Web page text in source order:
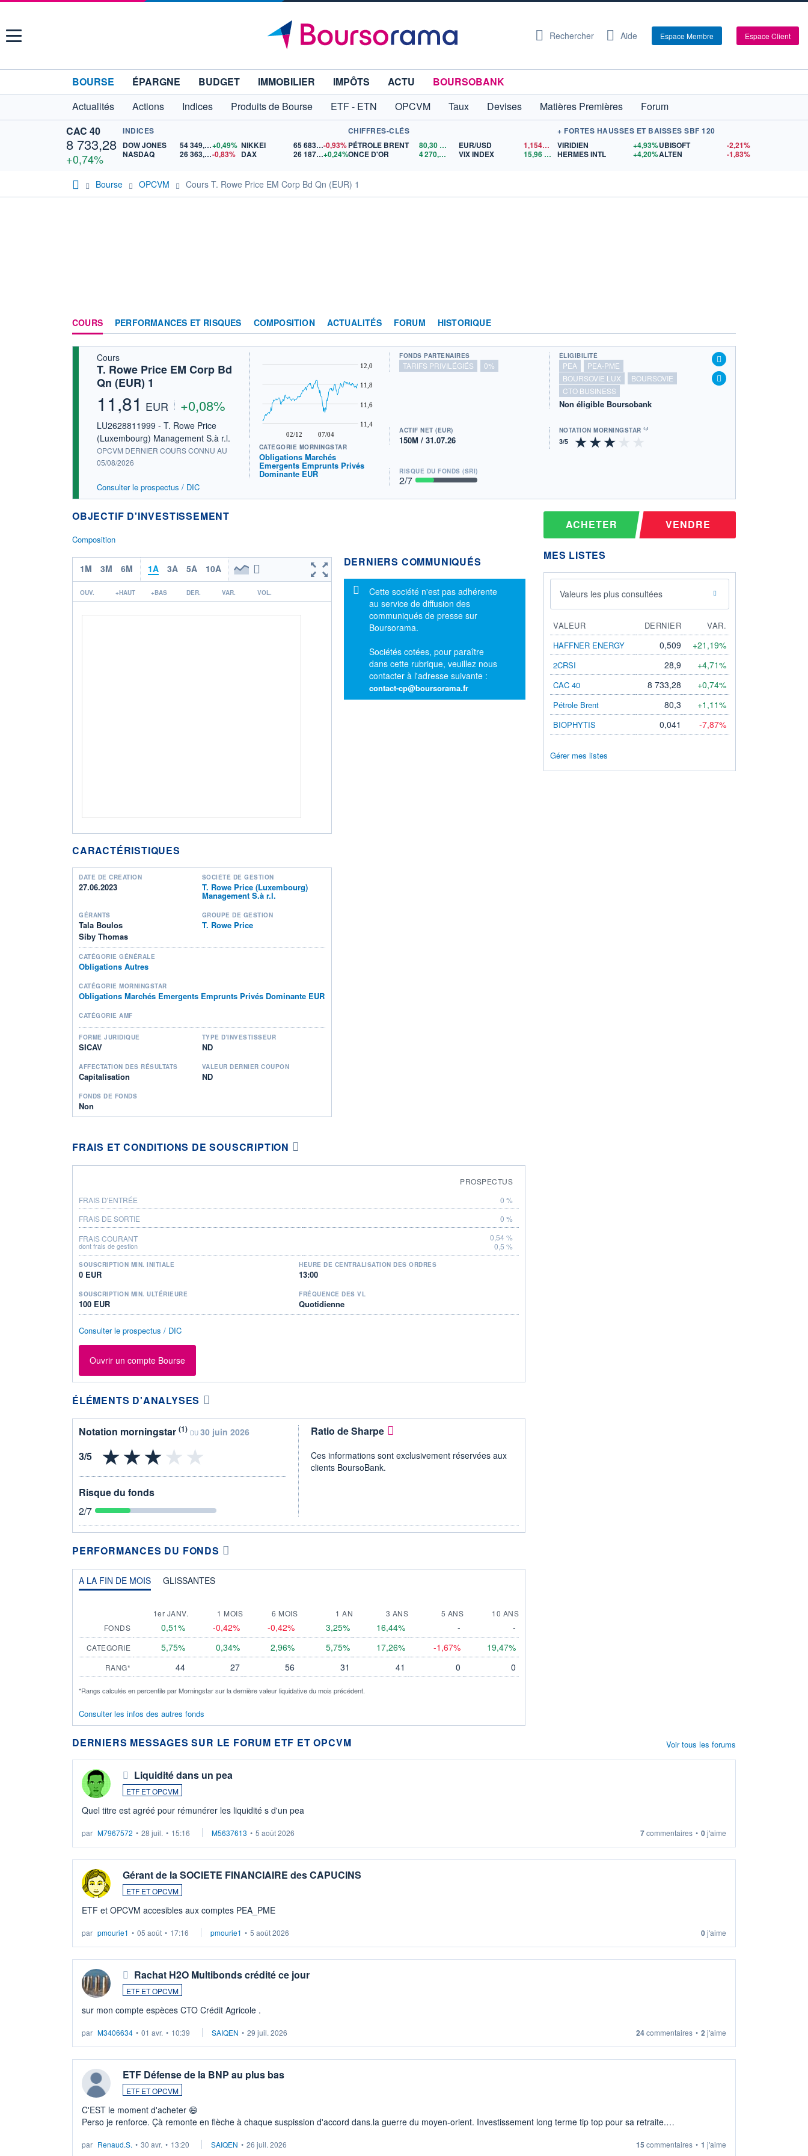
Menu Rechercher Aide Espace Membre Espace Client
BOURSE ÉPARGNE BUDGET IMMOBILIER IMPÔTS ACTU
BOURSOBANK
Actualités
Actions Indices Produits de Bourse ETF - ETN OPCVM Taux Devises Matières Premières
Forum
CAC 40
8 733,28
+0,74%
INDICES
DOW JONES
54 349,12+0,49%
NASDAQ
26 363,44-0,83%
NIKKEI 65 683,26-0,93%
DAX
26 187,87+0,24%
CHIFFRES-CLÉS
PÉTROLE BRENT
80,30$US
ONCE D'OR
4 270,95 $US
EUR/USD 1,1540$US
VIX INDEX
15,96$US
+ FORTES HAUSSES ET BAISSES SBF 120
VIRIDIEN
+4,93%
HERMES INTL
+4,20%
UBISOFT
-2,21%
ALTEN
-1,83%
Bourse OPCVM Cours T. Rowe Price EM Corp Bd Qn (EUR) 1
COURS PERFORMANCES ET RISQUES COMPOSITION ACTUALITÉS FORUM HISTORIQUE
Cours
T. Rowe Price EM Corp Bd
Qn (EUR) 1
11,81 EUR +0,08%
LU2628811999 - T. Rowe Price
(Luxembourg) Management S.à r.l.
OPCVM DERNIER COURS CONNU AU
05/08/2026
Consulter le prospectus / DIC
02/12 07/04
11,4
11,6
11,8
12,0
CATÉGORIE MORNINGSTAR
Obligations Marchés
Emergents Emprunts Privés
Dominante EUR
FONDS PARTENAIRES
TARIFS PRIVILÉGIÉS 0%
ÉLIGIBILITÉ
PEA
PEA-PME
BOURSOVIE LUX
BOURSOVIE
CTO BUSINESS
Non éligible Boursobank
ACTIF NET (EUR)
150M / 31.07.26
NOTATION MORNINGSTAR ⁽¹⁾
RISQUE DU FONDS (SRI)
2/7
OBJECTIF D'INVESTISSEMENT
Composition
1M 3M 6M 1A 3A 5A 10A
OUV. +HAUT +BAS DER. VAR. VOL.
CARACTÉRISTIQUES
DATE DE CRÉATION
27.06.2023
SOCIÉTÉ DE GESTION
T. Rowe Price (Luxembourg)
Management S.à r.l.
GÉRANTS
Tala Boulos
Siby Thomas
GROUPE DE GESTION
T. Rowe Price
CATÉGORIE GÉNÉRALE
Obligations Autres
CATÉGORIE MORNINGSTAR
Obligations Marchés Emergents Emprunts Privés Dominante EUR
CATÉGORIE AMF
FORME JURIDIQUE
SICAV
TYPE D'INVESTISSEUR
ND
AFFECTATION DES RÉSULTATS
Capitalisation
VALEUR DERNIER COUPON
ND
FONDS DE FONDS
Non
DERNIERS COMMUNIQUÉS
Message d'information
Cette société n'est pas adhérente
au service de diffusion des
communiqués de presse sur
Boursorama.
Sociétés cotées, pour paraître
dans cette rubrique, veuillez nous
contacter à l'adresse suivante :
contact-cp@boursorama.fr
FRAIS ET CONDITIONS DE SOUSCRIPTION
PROSPECTUS
FRAIS D'ENTRÉE
0 %
FRAIS DE SORTIE
0 %
FRAIS COURANT
dont frais de gestion
0,54 %
0,5 %
SOUSCRIPTION MIN. INITIALE
0 EUR
HEURE DE CENTRALISATION DES ORDRES
13:00
SOUSCRIPTION MIN. ULTÉRIEURE
100 EUR
FRÉQUENCE DES VL
Quotidienne
Consulter le prospectus / DIC
Ouvrir un compte Bourse
ÉLÉMENTS D'ANALYSES
Notation morningstar (1) DU 30 juin 2026
Risque du fonds
2/7
Ratio de Sharpe
Ces informations sont exclusivement réservées aux
clients BoursoBank.
PERFORMANCES DU FONDS
A LA FIN DE MOIS GLISSANTES
1er JANV. 1 MOIS 6 MOIS 1 AN 3 ANS 5 ANS
10 ANS
FONDS
0,51% -0,42% -0,42% 3,25% 16,44% - -
CATEGORIE 5,75% 0,34% 2,96% 5,75% 17,26% -1,67% 19,47%
RANG* 44 27 56 31 41 0 0
*Rangs calculés en percentile par Morningstar sur la dernière valeur liquidative du mois précédent.
Consulter les infos des autres fonds
ACHETER VENDRE
MES LISTES
Valeurs les plus consultées
VALEUR DERNIER
VAR.
HAFFNER ENERGY
0,509 +21,19%
2CRSI 28,9 +4,71%
CAC 40 8 733,28 +0,74%
Pétrole Brent 80,3 +1,11%
BIOPHYTIS 0,041 -7,87%
Gérer mes listes
DERNIERS MESSAGES SUR LE FORUM ETF ET OPCVM
Liquidité dans un pea
ETF ET OPCVM
Quel titre est agréé pour rémunérer les liquidité s d'un pea
par M7967572 • 28 juil. • 15:16 M5637613 • 5 août 2026 7commentaires • 0j'aime
Gérant de la SOCIETE FINANCIAIRE des CAPUCINS
ETF ET OPCVM
ETF et OPCVM accesibles aux comptes PEA_PME
par pmourie1 • 05 août • 17:16 pmourie1 • 5 août 2026 0j'aime
Rachat H2O Multibonds crédité ce jour
ETF ET OPCVM
sur mon compte espèces CTO Crédit Agricole .
par M3406634 • 01 avr. • 10:39 SAIQEN • 29 juil. 2026 24commentaires • 2 j'aime
ETF Défense de la BNP au plus bas
ETF ET OPCVM
C'EST le moment d'acheter 😄​
Perso je renforce. Çà remonte en flèche à chaque suspission d'accord dans.la guerre du moyen-orient. Investissement long terme tip top pour sa retraite.
par Renaud.S. • 30 avr. • 13:20 SAIQEN • 26 juil. 2026 15 commentaires • 1 j'aime
Voir tous les forums